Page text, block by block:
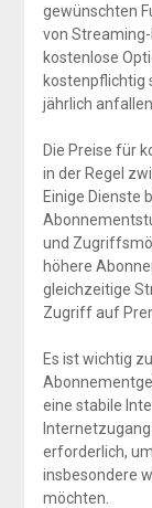
gewünschten
von
kostenlose
kostenpflichtig
jährlich anfallen.
Die Preise für
in der Regel
Einige Dienste
und
höhere
gleichzeitige
Zugriff auf
Es ist wichtig
eine stabile
erforderlich,
insbesondere
möchten.